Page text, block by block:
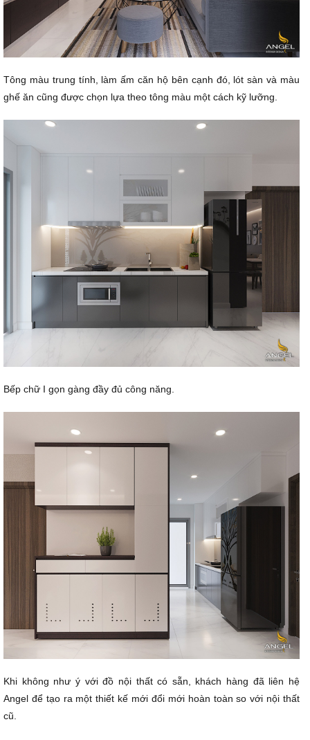
Tông màu trung tính, làm ấm căn hộ bên cạnh đó, lót sàn và màu
ghế ăn cũng được chọn lựa theo tông màu một cách kỹ lưỡng.
Bếp chữ I gọn gàng đầy đủ công năng.
Khi không như ý với đồ nội thất có sẵn, khách hàng đã liên hệ
Angel để tạo ra một thiết kế mới đổi mới hoàn toàn so với nội thất
cũ.